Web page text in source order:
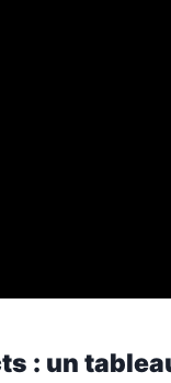
: un